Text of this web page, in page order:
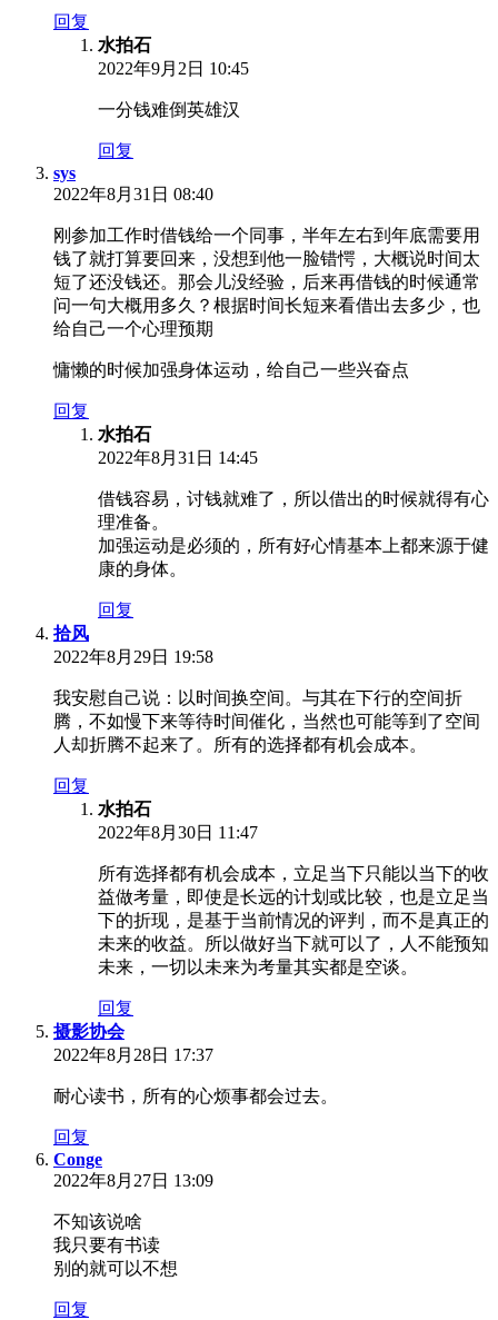
回复
水拍石
2022年9月2日 10:45
一分钱难倒英雄汉
回复
sys
2022年8月31日 08:40
刚参加工作时借钱给一个同事，半年左右到年底需要用
钱了就打算要回来，没想到他一脸错愕，大概说时间太
短了还没钱还。那会儿没经验，后来再借钱的时候通常
问一句大概用多久？根据时间长短来看借出去多少，也
给自己一个心理预期
慵懒的时候加强身体运动，给自己一些兴奋点
回复
水拍石
2022年8月31日 14:45
借钱容易，讨钱就难了，所以借出的时候就得有心
理准备。
加强运动是必须的，所有好心情基本上都来源于健
康的身体。
回复
拾风
2022年8月29日 19:58
我安慰自己说：以时间换空间。与其在下行的空间折
腾，不如慢下来等待时间催化，当然也可能等到了空间
人却折腾不起来了。所有的选择都有机会成本。
回复
水拍石
2022年8月30日 11:47
所有选择都有机会成本，立足当下只能以当下的收
益做考量，即使是长远的计划或比较，也是立足当
下的折现，是基于当前情况的评判，而不是真正的
未来的收益。所以做好当下就可以了，人不能预知
未来，一切以未来为考量其实都是空谈。
回复
摄影协会
2022年8月28日 17:37
耐心读书，所有的心烦事都会过去。
回复
Conge
2022年8月27日 13:09
不知该说啥
我只要有书读
别的就可以不想
回复